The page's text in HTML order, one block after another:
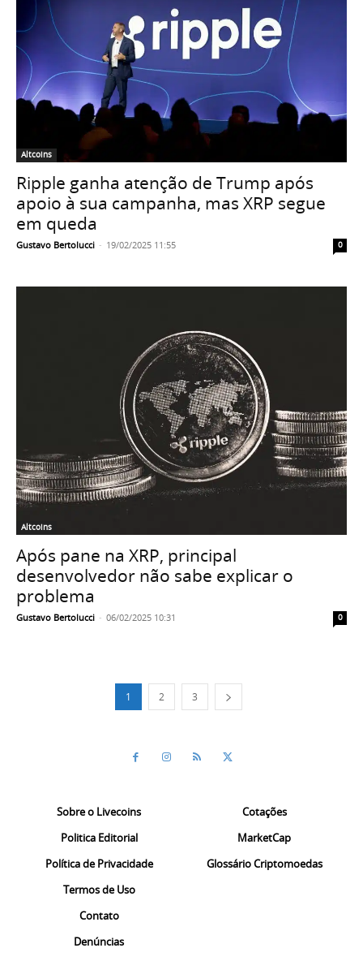
Altcoins
Ripple ganha atenção de Trump após
apoio à sua campanha, mas XRP segue
em queda
Gustavo Bertolucci - 19/02/2025 11:55 0
Altcoins
Após pane na XRP, principal
desenvolvedor não sabe explicar o
problema
Gustavo Bertolucci - 06/02/2025 10:31 0
1 2 3
Sobre o Livecoins
Politica Editorial
Política de Privacidade
Termos de Uso
Contato
Denúncias
Cotações
MarketCap
Glossário Criptomoedas